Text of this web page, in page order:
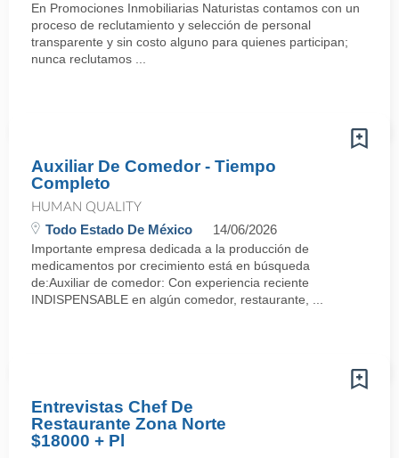
En Promociones Inmobiliarias Naturistas contamos con un
proceso de reclutamiento y selección de personal
transparente y sin costo alguno para quienes participan;
nunca reclutamos ...
Auxiliar De Comedor - Tiempo
Completo
HUMAN QUALITY
Todo Estado De México 14/06/2026
Importante empresa dedicada a la producción de
medicamentos por crecimiento está en búsqueda
de:Auxiliar de comedor: Con experiencia reciente
INDISPENSABLE en algún comedor, restaurante, ...
Entrevistas Chef De
Restaurante Zona Norte
$18000 + Pl